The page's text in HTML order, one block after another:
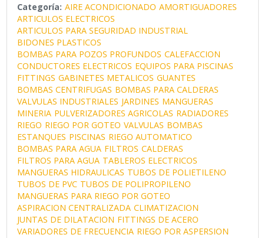
Categoría: AIRE ACONDICIONADO AMORTIGUADORES
ARTICULOS ELECTRICOS
ARTICULOS PARA SEGURIDAD INDUSTRIAL
BIDONES PLASTICOS
BOMBAS PARA POZOS PROFUNDOS CALEFACCION
CONDUCTORES ELECTRICOS EQUIPOS PARA PISCINAS
FITTINGS GABINETES METALICOS GUANTES
BOMBAS CENTRIFUGAS BOMBAS PARA CALDERAS
VALVULAS INDUSTRIALES JARDINES MANGUERAS
MINERIA PULVERIZADORES AGRICOLAS RADIADORES
RIEGO RIEGO POR GOTEO VALVULAS BOMBAS
ESTANQUES PISCINAS RIEGO AUTOMATICO
BOMBAS PARA AGUA FILTROS CALDERAS
FILTROS PARA AGUA TABLEROS ELECTRICOS
MANGUERAS HIDRAULICAS TUBOS DE POLIETILENO
TUBOS DE PVC TUBOS DE POLIPROPILENO
MANGUERAS PARA RIEGO POR GOTEO
ASPIRACION CENTRALIZADA CLIMATIZACION
JUNTAS DE DILATACION FITTINGS DE ACERO
VARIADORES DE FRECUENCIA RIEGO POR ASPERSION